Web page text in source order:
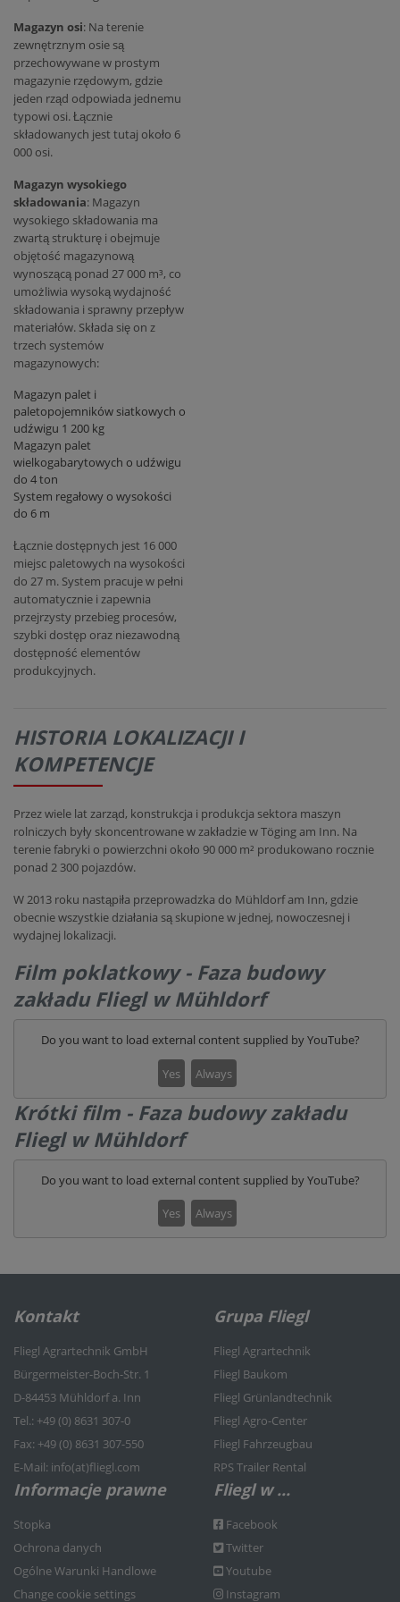
Magazyn osi: Na terenie
zewnętrznym osie są
przechowywane w prostym
magazynie rzędowym, gdzie
jeden rząd odpowiada jednemu
typowi osi. Łącznie
składowanych jest tutaj około 6
000 osi.
Magazyn wysokiego
składowania: Magazyn
wysokiego składowania ma
zwartą strukturę i obejmuje
objętość magazynową
wynoszącą ponad 27 000 m³, co
umożliwia wysoką wydajność
składowania i sprawny przepływ
materiałów. Składa się on z
trzech systemów
magazynowych:
Magazyn palet i
paletopojemników siatkowych o
udźwigu 1 200 kg
Magazyn palet
wielkogabarytowych o udźwigu
do 4 ton
System regałowy o wysokości
do 6 m
Łącznie dostępnych jest 16 000
miejsc paletowych na wysokości
do 27 m. System pracuje w pełni
automatycznie i zapewnia
przejrzysty przebieg procesów,
szybki dostęp oraz niezawodną
dostępność elementów
produkcyjnych.
HISTORIA LOKALIZACJI I
KOMPETENCJE
Przez wiele lat zarząd, konstrukcja i produkcja sektora maszyn
rolniczych były skoncentrowane w zakładzie w Töging am Inn. Na
terenie fabryki o powierzchni około 90 000 m² produkowano rocznie
ponad 2 300 pojazdów.
W 2013 roku nastąpiła przeprowadzka do Mühldorf am Inn, gdzie
obecnie wszystkie działania są skupione w jednej, nowoczesnej i
wydajnej lokalizacji.
Film poklatkowy - Faza budowy
zakładu Fliegl w Mühldorf
Do you want to load external content supplied byYouTube?
Yes Always
Krótki film - Faza budowy zakładu
Fliegl w Mühldorf
Do you want to load external content supplied byYouTube?
Yes Always
Kontakt
Fliegl Agrartechnik GmbH
Bürgermeister-Boch-Str. 1
D-84453 Mühldorf a. Inn
Tel.: +49 (0) 8631 307-0
Fax: +49 (0) 8631 307-550
E-Mail: info(at)fliegl.com
Grupa Fliegl
Fliegl Agrartechnik
Fliegl Baukom
Fliegl Grünlandtechnik
Fliegl Agro-Center
Fliegl Fahrzeugbau
RPS Trailer Rental
Informacje prawne
Stopka
Ochrona danych
Ogólne Warunki Handlowe
Change cookie settings
Fliegl w ...
Facebook
Twitter
Youtube
Instagram